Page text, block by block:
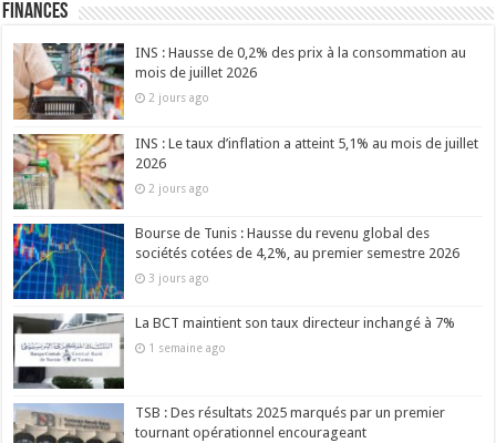
Finances
INS : Hausse de 0,2% des prix à la consommation au
mois de juillet 2026
2 jours ago
INS : Le taux d’inflation a atteint 5,1% au mois de juillet
2026
2 jours ago
Bourse de Tunis : Hausse du revenu global des
sociétés cotées de 4,2%, au premier semestre 2026
3 jours ago
La BCT maintient son taux directeur inchangé à 7%
1 semaine ago
TSB : Des résultats 2025 marqués par un premier
tournant opérationnel encourageant